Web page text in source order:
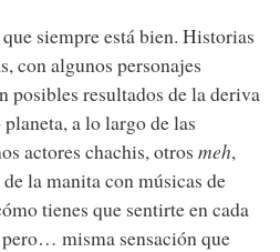
siempre está bien. Historias
con algunos personajes
posibles resultados de la deriva
a lo largo de las
actores chachis, otros meh,
la manita con músicas de
tienes que sentirte en cada
misma sensación que